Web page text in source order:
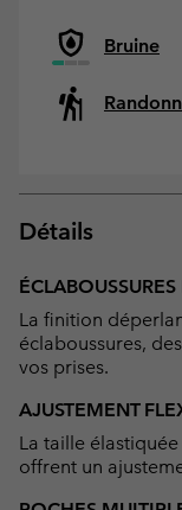
Bruine
Détails
La finition
éclaboussures,
vos prises.
AJUSTEMENT
La taille
offrent un